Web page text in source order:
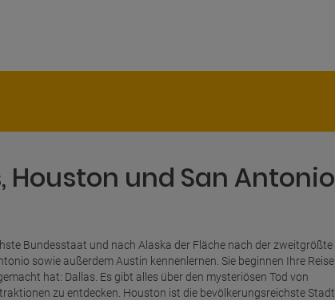
Houston und San Antonio
Bundesstaat und nach Alaska der Fläche nach der zweitgrößte
sowie außerdem Austin kennenlernen. Sie beginnen Ihre Reise
hat: Dallas. Es gibt alles über den mysteriösen Tod von
zu entdecken. Houston ist die bevölkerungsreichste Stadt